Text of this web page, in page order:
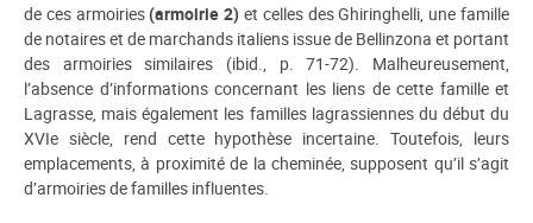
de ces armoiries (armoirie 2) et celles des Ghiringhelli, une famille
de notaires et de marchands italiens issue de Bellinzona et portant
des armoiries similaires (ibid., p. 71-72). Malheureusement,
l’absence d’informations concernant les liens de cette famille et
Lagrasse, mais également les familles lagrassiennes du début du
XVIe siècle, rend cette hypothèse incertaine. Toutefois, leurs
emplacements, à proximité de la cheminée, supposent qu’il s’agit
d’armoiries de familles influentes.